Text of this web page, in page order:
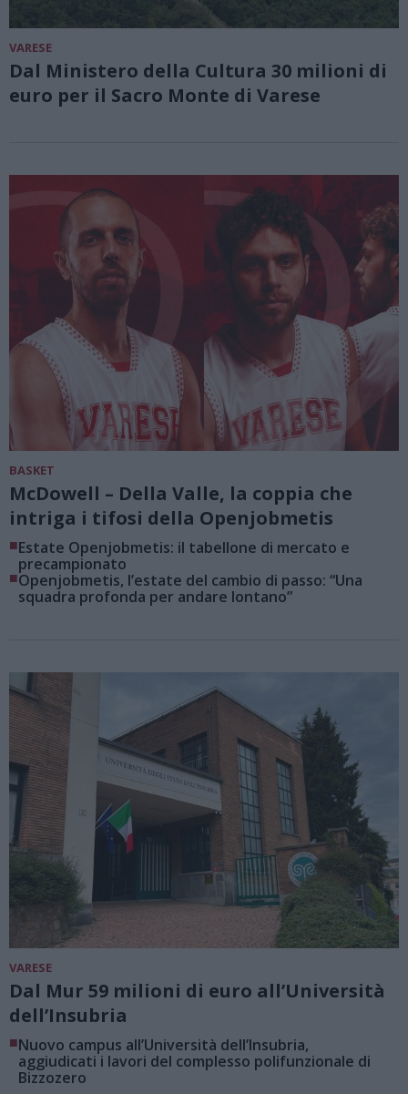
VARESE
Dal Ministero della Cultura 30 milioni di
euro per il Sacro Monte di Varese
BASKET
McDowell – Della Valle, la coppia che
intriga i tifosi della Openjobmetis
■Estate Openjobmetis: il tabellone di mercato e
precampionato
■Openjobmetis, l’estate del cambio di passo: “Una
squadra profonda per andare lontano”
VARESE
Dal Mur 59 milioni di euro all’Università
dell’Insubria
■Nuovo campus all’Università dell’Insubria,
aggiudicati i lavori del complesso polifunzionale di
Bizzozero